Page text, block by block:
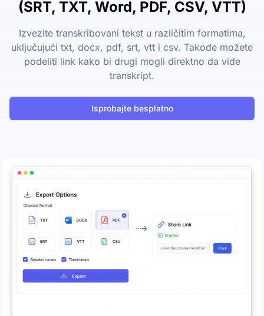
(SRT, TXT, Word, PDF, CSV, VTT)
Izvezite transkribovani tekst u različitim formatima,
uključujući txt, docx, pdf, srt, vtt i csv. Takođe možete
podeliti link kako bi drugi mogli direktno da vide
transkript.
Isprobajte besplatno